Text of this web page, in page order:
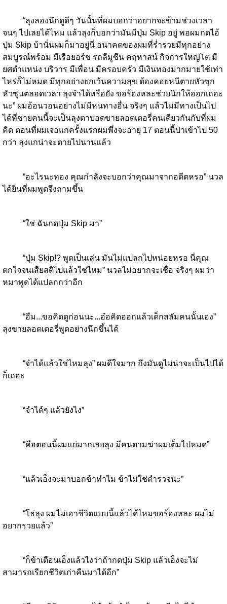
“ลุงลองนึกดูดีๆ วันนั้นที่ผมบอกว่าอยากจะข้ามช่วงเวลา
จนๆ ไปเลยได้ไหม แล้วลุงก็บอกว่ามันมีปุ่ม Skip อยู่ พอผมกดไอ้
ปุ่ม Skip บ้านั่นผมก็มาอยู่นี่ อนาคตของผมที่ร่ำรวยมีทุกอย่าง
สมบูรณ์พร้อม มีเรือยอร์ช รถลีมูซีน คฤหาสน์ กิจการใหญ่โต มี
ยศตำแหน่ง บริวาร มีเพื่อน มีครอบครัว มีเงินทองมากมายใช้เท่า
ไหร่ก็ไม่หมด มีทุกอย่างยกเว้นความสุข ต้องคอยหนีตายหัวซุก
หัวซุนตลอดเวลา ลุงจำได้หรือยัง ขอร้องหละช่วยนึกให้ออกเถอะ
นะ” ผมอ้อนวอนอย่างไม่มีหนทางอื่น จริงๆ แล้วไม่มีทางเป็นไป
ได้ที่ชายคนนี้จะเป็นลุงตาบอดขายลอตเตอรี่คนเดียวกันกับที่ผม
คิด ตอนที่ผมเจอแกครั้งแรกผมพึ่งจะอายุ 17 ตอนนี้ปาเข้าไป 50
กว่า ลุงแกน่าจะตายไปนานแล้ว
“อะไรนะทอง คุณกำลังจะบอกว่าคุณมาจากอดีตหรอ” นวล
ได้ยินที่ผมพูดจึงถามขึ้น
“ใช่ ฉันกดปุ่ม Skip มา”
“ปุ่ม Skip!? พูดเป็นเล่น มันไม่แปลกไปหน่อยหรอ นี่คุณ
ตกใจจนเสียสติไปแล้วใช่ไหม” นวลไม่อยากจะเชื่อ จริงๆ ผมว่า
หมาพูดได้แปลกกว่าอีก
“อืม...ขอคิดดูก่อนนะ...อ๋อคิดออกแล้วเด็กสลัมคนนั้นเอง”
ลุงขายลอตเตอรี่พูดอย่างนึกขึ้นได้
“จำได้แล้วใช่ไหมลุง” ผมดีใจมาก ถึงมันดูไม่น่าจะเป็นไปได้
ก็เถอะ
“จำได้ๆ แล้วยังไง”
“คือตอนนี้ผมแย่มากเลยลุง มีคนตามฆ่าผมเต็มไปหมด”
“แล้วเอ็งจะมาบอกข้าทำไม ข้าไม่ใช่ตำรวจนะ”
“โธ่ลุง ผมไม่เอาชีวิตแบบนี้แล้วได้ไหมขอร้องหละ ผมไม่
อยากรวยแล้ว”
“ก็ข้าเตือนเอ็งแล้วไงว่าถ้ากดปุ่ม Skip แล้วเอ็งจะไม่
สามารถเรียกชีวิตเก่าคืนมาได้อีก”